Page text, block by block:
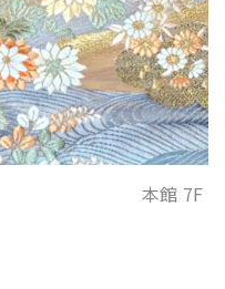
本館 7F